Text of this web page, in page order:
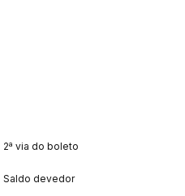
2ª via do boleto
Saldo devedor